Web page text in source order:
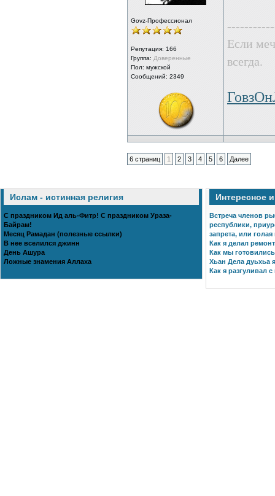
Govz-Профессионал
Репутация: 166
Группа: Доверенные
Пол: мужской
Сообщений: 2349
Если
всегда.
6 страниц 1 2 3 4 5 6 Далее
Ислам - истинная религия
С праздником Ид аль-Фитр! С праздником Ураза-
Байрам!
Месяц Рамадан (полезные ссылки)
В нее вселился джинн
День Ашура
Ложные знамения Аллаха
Интересное
Встреча членов
республики,
запрета, или
Как я делал
Как мы
Хьан Дела дуьхьа
Как я разгуливал